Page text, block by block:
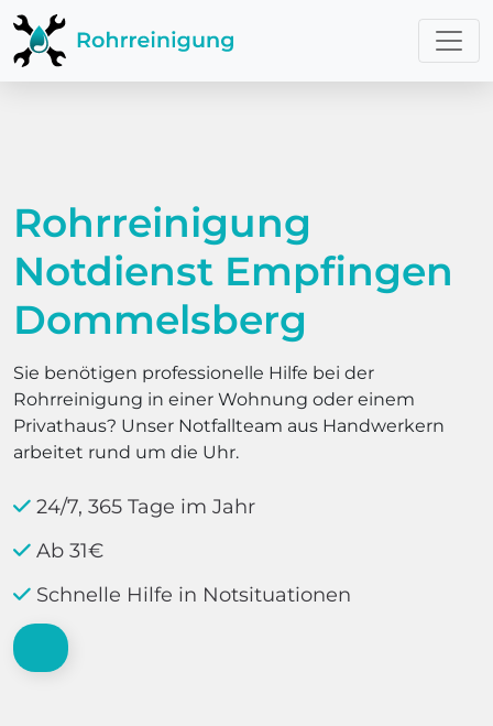
Rohrreinigung
Notdienst Empfingen
Dommelsberg
Sie benötigen professionelle Hilfe bei der
Rohrreinigung in einer Wohnung oder einem
Privathaus? Unser Notfallteam aus Handwerkern
arbeitet rund um die Uhr.
24/7, 365 Tage im Jahr
Ab 31€
Schnelle Hilfe in Notsituationen